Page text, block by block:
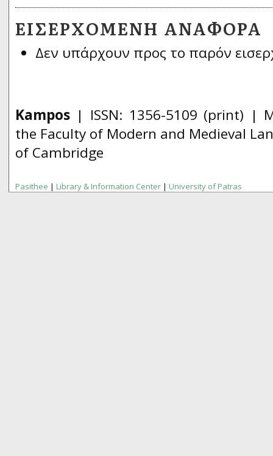
ΕΙΣΕΡΧΌΜΕΝΗ ΑΝΑΦΟΡΆ
Δεν υπάρχουν προς το παρόν
Kampos | ISSN: 1356­-5109 (print) |
the Faculty of Modern and Medieval
of Cambridge
Pasithee | Library & Information Center | University of Patras